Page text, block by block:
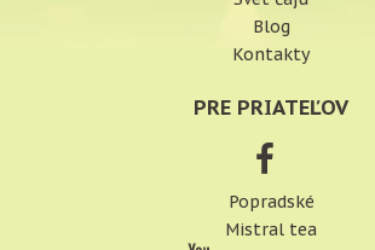
Blog
Kontakty
PRE PRIATEĽOV
Popradské
Mistral tea